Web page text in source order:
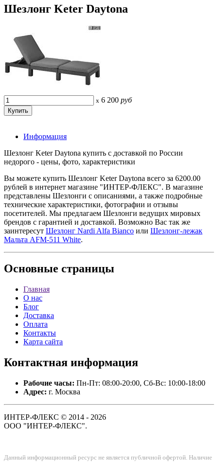
Шезлонг Keter Daytona
x 6 200 руб
Информация
Шезлонг Keter Daytona купить с доставкой по России
недорого - цены, фото, характеристики
Вы можете купить Шезлонг Keter Daytona всего за 6200.00
рублей в интернет магазине "ИНТЕР-ФЛЕКС". В магазине
представлены Шезлонги с описаниями, а также подробные
технические характеристики, фотографии и отзывы
посетителей. Мы предлагаем Шезлонги ведущих мировых
брендов с гарантией и доставкой. Возможно Вас так же
заинтересут Шезлонг Nardi Alfa Bianco или Шезлонг-лежак
Мальта AFM-511 White.
Основные страницы
Главная
О нас
Блог
Доставка
Оплата
Контакты
Карта сайта
Контактная информация
Рабочие часы: Пн-Пт: 08:00-20:00, Сб-Вс: 10:00-18:00
Адрес: г. Москва
ИНТЕР-ФЛЕКС © 2014 - 2026
ООО "ИНТЕР-ФЛЕКС".
Данный информационный ресурс не является публичной офертой. Наличие